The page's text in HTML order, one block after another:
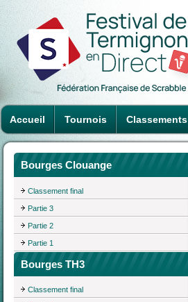
Accueil Tournois Classements
Bourges Clouange
Classement final
Partie 3
Partie 2
Partie 1
Bourges TH3
Classement final